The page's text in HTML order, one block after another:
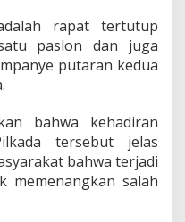
rapat tertutup
paslon dan juga
putaran kedua
bahwa kehadiran
tersebut jelas
bahwa terjadi
memenangkan salah